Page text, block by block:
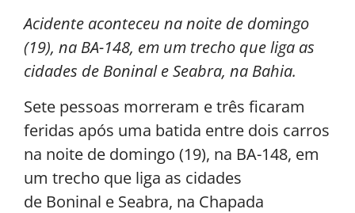
Acidente aconteceu na noite de domingo
(19), na BA-148, em um trecho que liga as
cidades de Boninal e Seabra, na Bahia.
Sete pessoas morreram e três ficaram
feridas após uma batida entre dois carros
na noite de domingo (19), na BA-148, em
um trecho que liga as cidades
de Boninal e Seabra, na Chapada